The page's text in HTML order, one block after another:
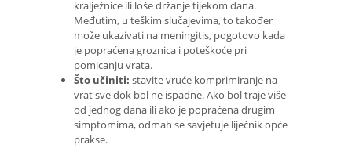
kralježnice ili loše držanje tijekom dana.
Međutim, u teškim slučajevima, to također
može ukazivati ​​na meningitis, pogotovo kada
je popraćena groznica i poteškoće pri
pomicanju vrata.
Što učiniti: stavite vruće komprimiranje na
vrat sve dok bol ne ispadne. Ako bol traje više
od jednog dana ili ako je popraćena drugim
simptomima, odmah se savjetuje liječnik opće
prakse.